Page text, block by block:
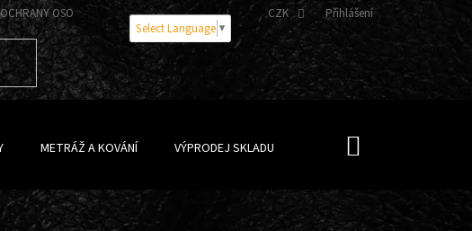
OSOBNÍCH ÚDAJŮ CZK Přihlášení
Select Language ▼
METRÁŽ A KOVÁNÍ VÝPRODEJ SKLADU